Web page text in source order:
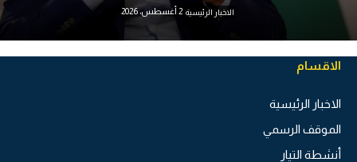
الاخبار الرئيسية 2 أغسطس، 2026
الاقسام
الاخبار الرئيسية
الموقف الرسمي
أنشطة التيار